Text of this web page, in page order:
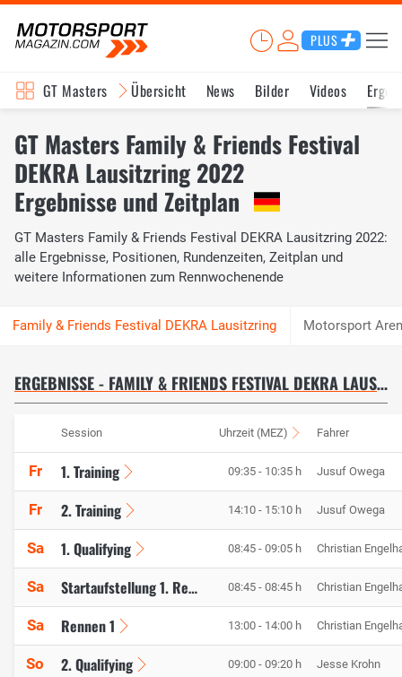
PLUS
GT Masters Übersicht News Bilder Videos
GT Masters Family & Friends Festival
DEKRA Lausitzring 2022
Ergebnisse und Zeitplan
GT Masters Family & Friends Festival DEKRA Lausitzring 2022:
alle Ergebnisse, Positionen, Rundenzeiten, Zeitplan und
weitere Informationen zum Rennwochenende
Motorsport
ERGEBNISSE - FAMILY & FRIENDS FESTIVAL DEKRA LAUSITZRING 2022
Session Uhrzeit (MEZ) Fahrer
Fr 1. Training 09:35 - 10:35 h Jusuf Owega
Fr 2. Training 14:10 - 15:10 h Jusuf Owega
Sa 1. Qualifying 08:45 - 09:05 h Christian
Sa Startaufstellung 1. Rennen 08:45 - 08:45 h Christian
Sa Rennen 1 13:00 - 14:00 h Christian
So 2. Qualifying 09:00 - 09:20 h Jesse Krohn